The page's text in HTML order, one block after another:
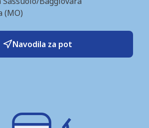
(MO)
Navodila za pot